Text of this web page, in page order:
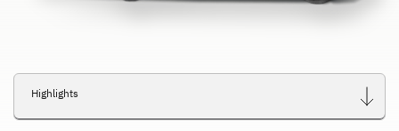
Highlights